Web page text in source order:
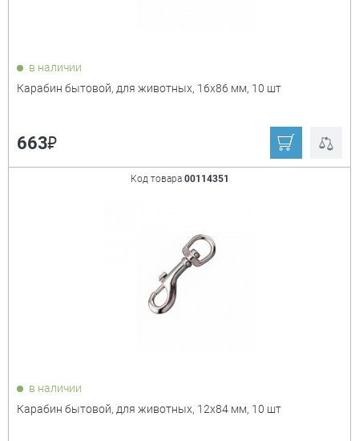
в наличии
Карабин бытовой, для животных, 16х86 мм, 10 шт
663₽
Код товара 00114351
в наличии
Карабин бытовой, для животных, 12х84 мм, 10 шт